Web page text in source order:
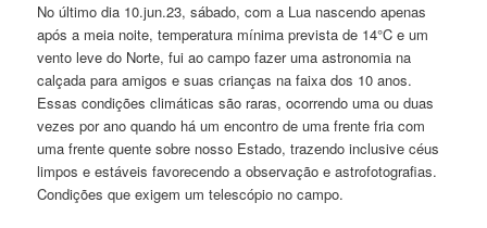
No último dia 10.jun.23, sábado, com a Lua nascendo apenas
após a meia noite, temperatura mínima prevista de 14°C e um
vento leve do Norte, fui ao campo fazer uma astronomia na
calçada para amigos e suas crianças na faixa dos 10 anos.
Essas condições climáticas são raras, ocorrendo uma ou duas
vezes por ano quando há um encontro de uma frente fria com
uma frente quente sobre nosso Estado, trazendo inclusive céus
limpos e estáveis favorecendo a observação e astrofotografias.
Condições que exigem um telescópio no campo.